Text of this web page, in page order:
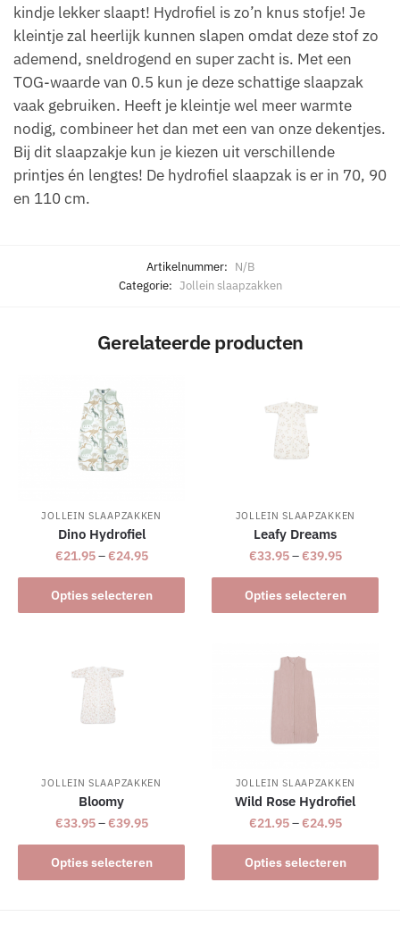
kindje lekker slaapt! Hydrofiel is zo’n knus stofje! Je
kleintje zal heerlijk kunnen slapen omdat deze stof zo
ademend, sneldrogend en super zacht is. Met een
TOG-waarde van 0.5 kun je deze schattige slaapzak
vaak gebruiken. Heeft je kleintje wel meer warmte
nodig, combineer het dan met een van onze dekentjes.
Bij dit slaapzakje kun je kiezen uit verschillende
printjes én lengtes! De hydrofiel slaapzak is er in 70, 90
en 110 cm.
Artikelnummer: N/B
Categorie: Jollein slaapzakken
Gerelateerde producten
JOLLEIN SLAAPZAKKEN
Dino Hydrofiel
€21.95–€24.95
Opties selecteren
Dit
product
variaties.
Deze
optie
worden
op
de
productpagina
JOLLEIN SLAAPZAKKEN
Leafy Dreams
€33.95–€39.95
Opties selecteren
Dit
product
meerdere
variaties.
Deze
optie
kan
worden
op
de
productpagina
JOLLEIN SLAAPZAKKEN
Bloomy
€33.95–€39.95
Opties selecteren
Dit
product
JOLLEIN SLAAPZAKKEN
Wild Rose Hydrofiel
€21.95–€24.95
Opties selecteren
Dit
product